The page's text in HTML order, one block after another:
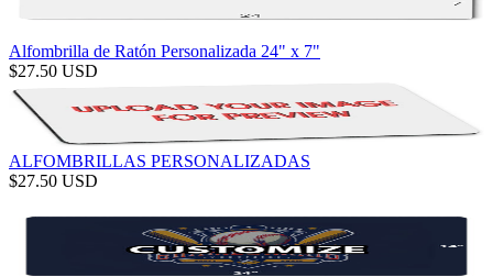
Alfombrilla de Ratón Personalizada 24" x 7"
$27.50 USD
ALFOMBRILLAS PERSONALIZADAS
$27.50 USD